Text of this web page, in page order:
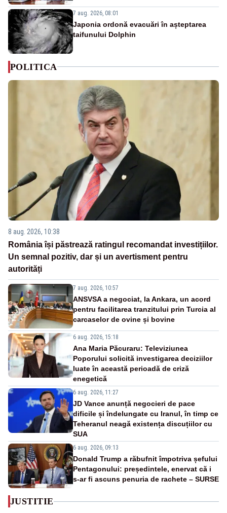
7 aug. 2026, 08:01
Japonia ordonă evacuări în așteptarea
taifunului Dolphin
POLITICA
8 aug. 2026, 10:38
România își păstrează ratingul recomandat investițiilor.
Un semnal pozitiv, dar și un avertisment pentru
autorități
7 aug. 2026, 10:57
ANSVSA a negociat, la Ankara, un acord
pentru facilitarea tranzitului prin Turcia al
carcaselor de ovine și bovine
6 aug. 2026, 15:18
Ana Maria Păcuraru: Televiziunea
Poporului solicită investigarea deciziilor
luate în această perioadă de criză
enegetică
6 aug. 2026, 11:27
JD Vance anunță negocieri de pace
dificile și îndelungate cu Iranul, în timp ce
Teheranul neagă existența discuțiilor cu
SUA
6 aug. 2026, 09:13
Donald Trump a răbufnit împotriva șefului
Pentagonului: președintele, enervat că i
s-ar fi ascuns penuria de rachete – SURSE
JUSTITIE